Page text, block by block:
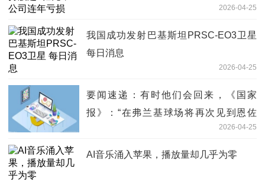
2026-04-25
我国成功发射巴基斯坦PRSC-EO3卫星
每日消息
2026-04-25
要闻速递：有时他们会回来，《国家
报》：“在弗兰基球场将再次见到恩佐
2026-04-25
AI音乐涌入苹果，播放量却几乎为零